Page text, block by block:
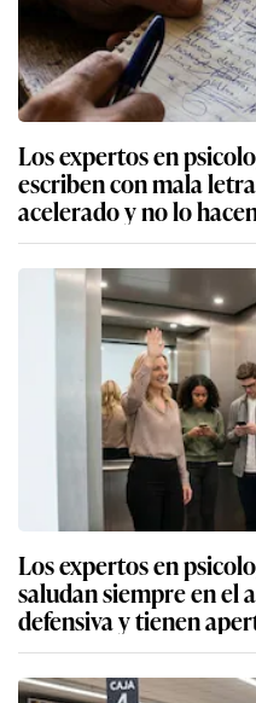
Los expertos en
escriben con mala
acelerado y no lo
Los expertos en
saludan siempre en el
defensiva y tienen